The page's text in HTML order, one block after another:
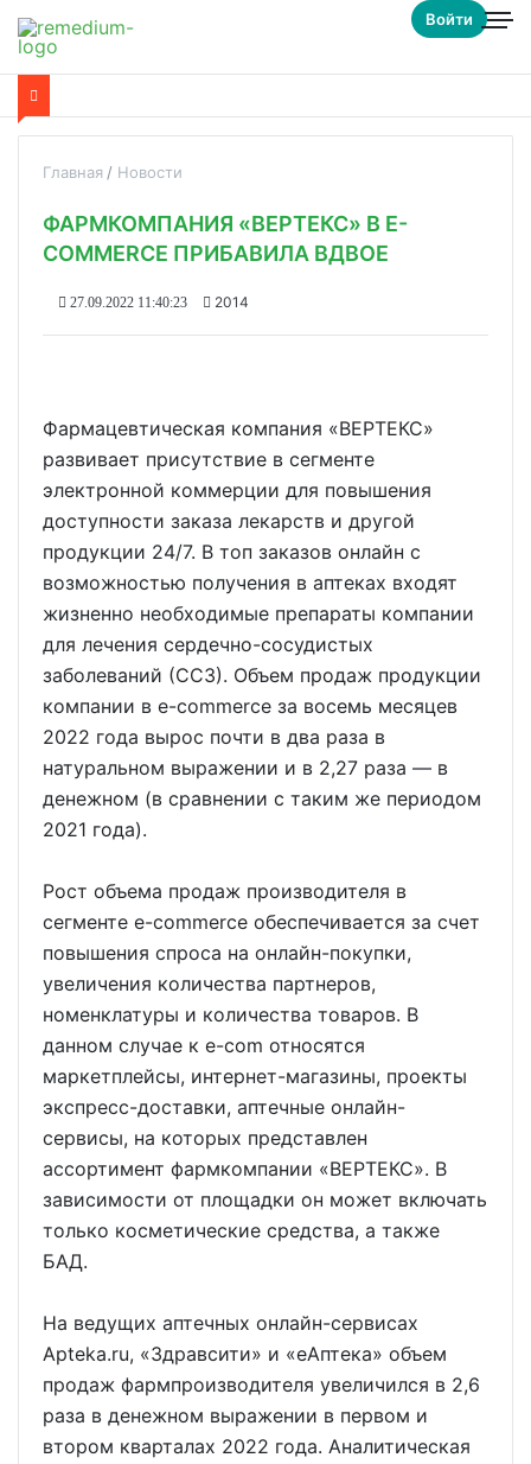
Войти
Главная Новости
ФАРМКОМПАНИЯ «ВЕРТЕКС» В E-
COMMERCE ПРИБАВИЛА ВДВОЕ
27.09.2022 11:40:23 2014
Фармацевтическая компания «ВЕРТЕКС»
развивает присутствие в сегменте
электронной коммерции для повышения
доступности заказа лекарств и другой
продукции 24/7. В топ заказов онлайн с
возможностью получения в аптеках входят
жизненно необходимые препараты компании
для лечения сердечно-сосудистых
заболеваний (ССЗ). Объем продаж продукции
компании в e-commerce за восемь месяцев
2022 года вырос почти в два раза в
натуральном выражении и в 2,27 раза — в
денежном (в сравнении с таким же периодом
2021 года).
Рост объема продаж производителя в
сегменте e-commerce обеспечивается за счет
повышения спроса на онлайн-покупки,
увеличения количества партнеров,
номенклатуры и количества товаров. В
данном случае к e-com относятся
маркетплейсы, интернет-магазины, проекты
экспресс-доставки, аптечные онлайн-
сервисы, на которых представлен
ассортимент фармкомпании «ВЕРТЕКС». В
зависимости от площадки он может включать
только косметические средства, а также
БАД.
На ведущих аптечных онлайн-сервисах
Apteka.ru, «Здравсити» и «еАптека» объем
продаж фармпроизводителя увеличился в 2,6
раза в денежном выражении в первом и
втором кварталах 2022 года. Аналитическая